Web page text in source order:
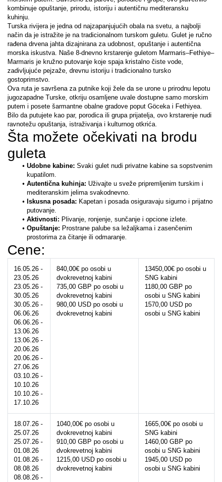
kombinuje opuštanje, prirodu, istoriju i autentičnu mediteransku
kuhinju.
Turska rivijera je jedna od najzapanjujućih obala na svetu, a najbolji
način da je istražite je na tradicionalnom turskom guletu. Gulet je ručno
rađena drvena jahta dizajnirana za udobnost, opuštanje i autentična
morska iskustva. Naše 8-dnevno krstarenje guletom Marmaris–Fethiye–
Marmaris je kružno putovanje koje spaja kristalno čiste vode,
zadivljujuće pejzaže, drevnu istoriju i tradicionalno tursko
gostoprimstvo.
Ova ruta je savršena za putnike koji žele da se urone u prirodnu lepotu
jugozapadne Turske, otkriju osamljene uvale dostupne samo morskim
putem i posete šarmantne obalne gradove poput Göceka i Fethiyea.
Bilo da putujete kao par, porodica ili grupa prijatelja, ovo krstarenje nudi
ravnotežu opuštanja, istraživanja i kulturnog otkrića.
Šta možete očekivati na brodu
Udobne kabine: Svaki gulet nudi privatne kabine sa sopstvenim
kupatilom.
Autentična kuhinja: Uživajte u sveže pripremljenim turskim i
mediteranskim jelima svakodnevno.
Iskusna posada: Kapetan i posada osiguravaju sigurno i prijatno
putovanje.
Aktivnosti: Plivanje, ronjenje, sunčanje i opcione izlete.
Opuštanje: Prostrane palube sa ležaljkama i zasenčenim
prostorima za čitanje ili odmaranje.
Cene:
16.05.26 -
23.05.26
23.05.26 -
30.05.26
30.05.26 -
06.06.26
06.06.26 -
13.06.26
13.06.26 -
20.06.26
20.06.26 -
27.06.26
03.10.26 -
10.10.26
10.10.26 -
17.10.26
840,00€ po osobi u
dvokrevetnoj kabini
735,00 GBP po osobi u
dvokrevetnoj kabini
980,00 USD po osobi u
dvokrevetnoj kabini
13450,00€ po osobi u
SNG kabini
1180,00 GBP po
osobi u SNG kabini
1570,00 USD po
osobi u SNG kabini
18.07.26 -
25.07.26
25.07.26 -
01.08.26
01.08.26 -
08.08.26
08.08.26 -
1040,00€ po osobi u
dvokrevetnoj kabini
910,00 GBP po osobi u
dvokrevetnoj kabini
1215,00 USD po osobi u
dvokrevetnoj kabini
1665,00€ po osobi u
SNG kabini
1460,00 GBP po
osobi u SNG kabini
1945,00 USD po
osobi u SNG kabini